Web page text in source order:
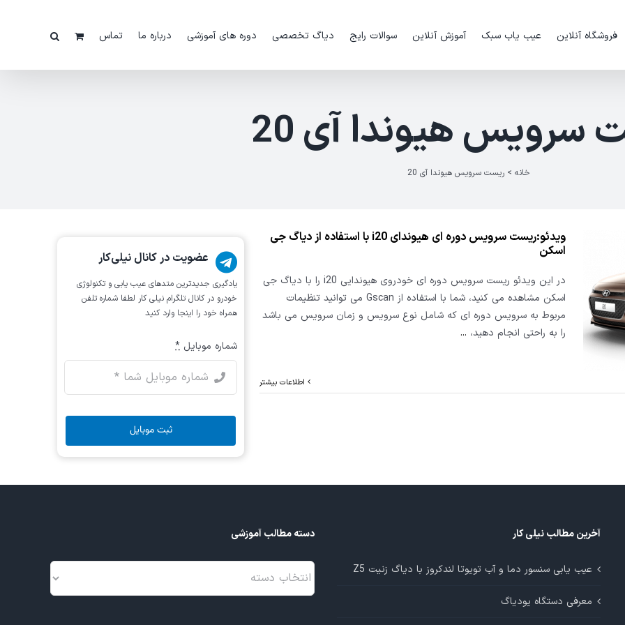
فروشگاه آنلاین عیب یاب سبک آموزش آنلاین سوالات رایج دیاگ تخصصی دوره های آموزشی درباره ما تماس
سرویس هیوندا آی 20
خانه > ریست سرویس هیوندا آی 20
ویدئو:ریست سرویس دوره ای هیوندای i20 با استفاده از دیاگ جی
اسکن
در این ویدئو ریست سرویس دوره ای خودروی هیوندایی i20 را با دیاگ جی
اسکن مشاهده می کنید، شما با استفاده از Gscan می توانید تنظیمات
مربوط به سرویس دوره ای که شامل نوع سرویس و زمان سرویس می باشد
را به راحتی انجام دهید، ...
اطلاعات بیشتر
عضویت در کانال نیلی‌کار
یادگیری جدیدترین متد‌های عیب یابی‌ و تکنولوژی
خودرو در کانال تلگرام نیلی کار لطفا شماره تلفن
همراه خود را اینجا وارد کنید
شماره موبایل *
ثبت موبایل
آخرین مطالب نیلی کار
عیب یابی سنسور دما و آب تویوتا لندکروز با دیاگ زنیت Z5
معرفی دستگاه یودیاگ
دسته مطالب آموزشی
دسته